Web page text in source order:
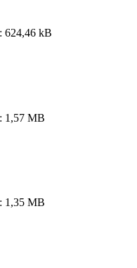
624,46 kB
1,57 MB
1,35 MB